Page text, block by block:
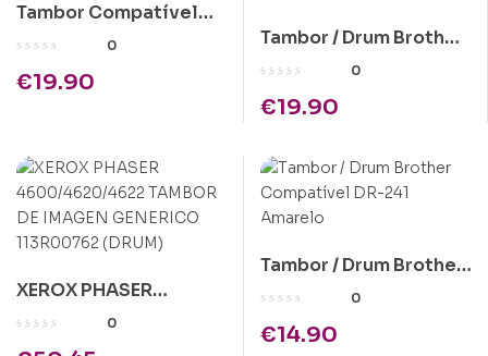
Tambor Compatível
Brother DR-6000
0
€19.90
Tambor / Drum Brother
Compatível DR-
0
€19.90
XEROX PHASER
4600/4620/4622
0
Tambor / Drum Brother
Compatível DR-241
0
€14.90